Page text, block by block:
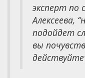
эксперт по
Алексеева,
подойдет
вы